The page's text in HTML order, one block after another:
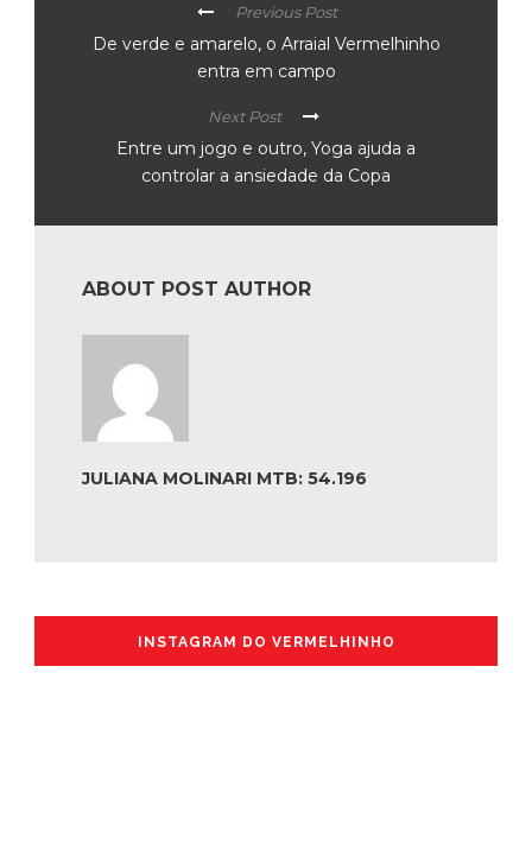
Previous Post
De verde e amarelo, o Arraial Vermelhinho
entra em campo
Next Post
Entre um jogo e outro, Yoga ajuda a
controlar a ansiedade da Copa
ABOUT POST AUTHOR
JULIANA MOLINARI MTB: 54.196
INSTAGRAM DO VERMELHINHO